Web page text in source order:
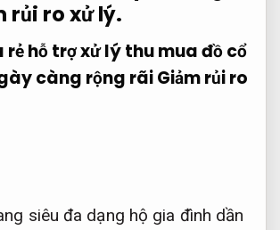
rủi ro xử lý.
rẻ hỗ trợ xử lý thu mua đồ cổ
càng rộng rãiGiảm rủi ro
siêu đa dạng hộ gia đình dần